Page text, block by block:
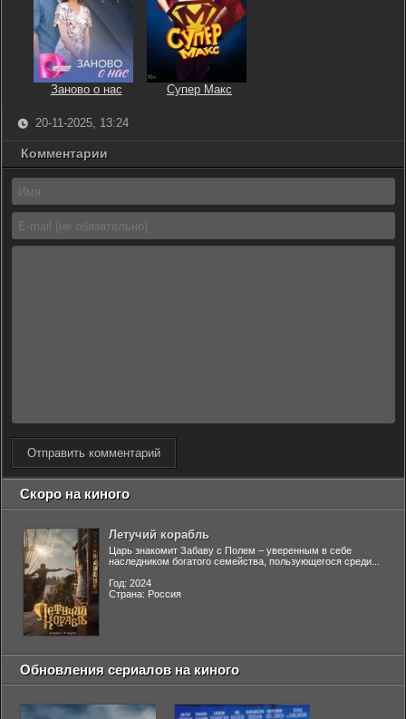
Заново о нас Супер Макс
20-11-2025, 13:24
Комментарии
Отправить комментарий
Скоро на киного
Летучий корабль
Царь знакомит Забаву с Полем – уверенным в себе
наследником богатого семейства, пользующегося среди...
Год: 2024
Страна: Россия
Обновления сериалов на киного